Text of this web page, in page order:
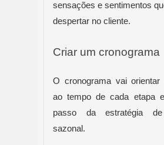
sensações e sentimentos
despertar no cliente.
Criar um cronograma
O cronograma vai orientar
ao tempo de cada etapa
passo da estratégia de
sazonal.